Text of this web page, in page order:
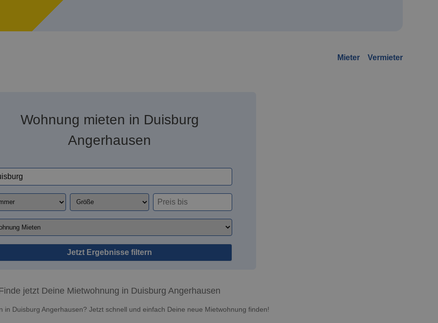
Mieter Vermieter
Wohnung mieten in Duisburg
Angerhausen
Jetzt Ergebnisse filtern
jetzt Deine Mietwohnung in Duisburg Angerhausen
in Duisburg Angerhausen? Jetzt schnell und einfach Deine neue Mietwohnung finden!